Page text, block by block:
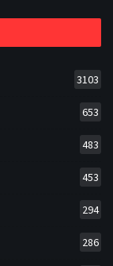
3103
653
483
453
294
286